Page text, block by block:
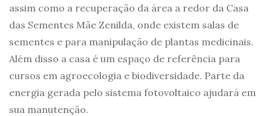
assim como a recuperação da área a redor da Casa
das Sementes Mãe Zenilda, onde existem salas de
sementes e para manipulação de plantas medicinais.
Além disso a casa é um espaço de referência para
cursos em agroecologia e biodiversidade. Parte da
energia gerada pelo sistema fotovoltaico ajudará em
sua manutenção.